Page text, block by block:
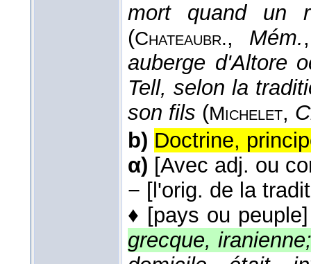
mort quand un
(Chateaubr., Mém.
auberge d'Altore
Tell, selon la
son fils (Michelet,
b) Doctrine,
α) [Avec adj. ou
− [l'orig. de la
♦ [pays ou peuple]
grecque,